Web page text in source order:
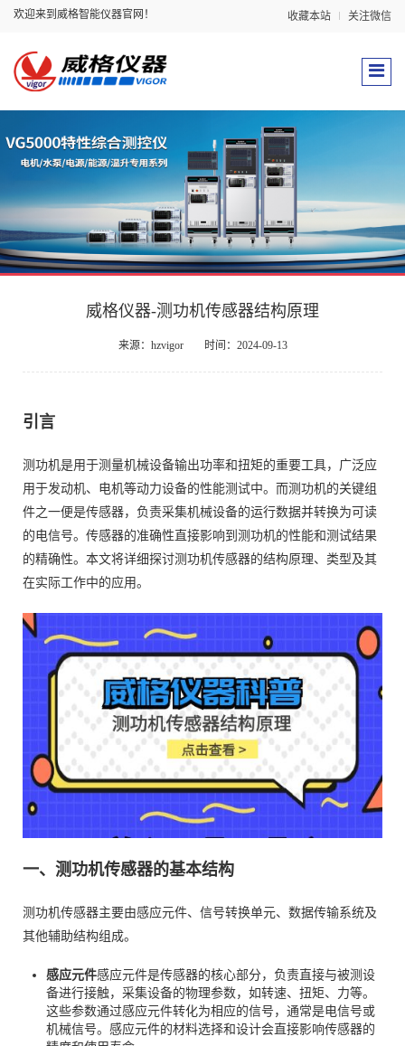
欢迎来到威格智能仪器官网！ 收藏本站 关注微信
威格仪器-测功机传感器结构原理
来源：hzvigor 时间：2024-09-13
引言
测功机是用于测量机械设备输出功率和扭矩的重要工具，广泛应
用于发动机、电机等动力设备的性能测试中。而测功机的关键组
件之一便是传感器，负责采集机械设备的运行数据并转换为可读
的电信号。传感器的准确性直接影响到测功机的性能和测试结果
的精确性。本文将详细探讨测功机传感器的结构原理、类型及其
在实际工作中的应用。
一、测功机传感器的基本结构
测功机传感器主要由感应元件、信号转换单元、数据传输系统及
其他辅助结构组成。
感应元件感应元件是传感器的核心部分，负责直接与被测设
备进行接触，采集设备的物理参数，如转速、扭矩、力等。
这些参数通过感应元件转化为相应的信号，通常是电信号或
机械信号。感应元件的材料选择和设计会直接影响传感器的